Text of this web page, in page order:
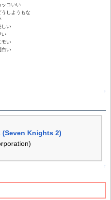
ッコいい
うしようもな
しい
い
モい
白い
↑
(Seven Knights 2)
↑